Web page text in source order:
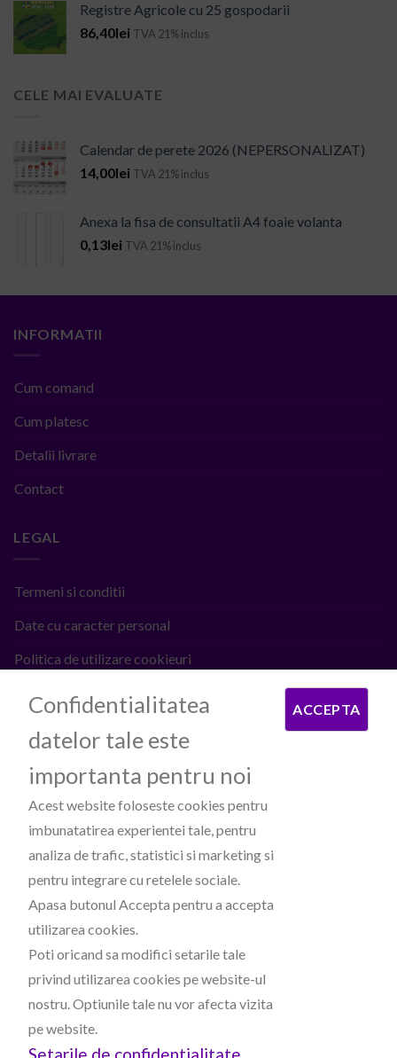
Registre Agricole cu 25 gospodarii
86,40lei TVA 21% inclus
CELE MAI EVALUATE
Calendar de perete 2026 (NEPERSONALIZAT)
14,00lei TVA 21% inclus
Anexa la fisa de consultatii A4 foaie volanta
0,13lei TVA 21% inclus
INFORMATII
Cum comand
Cum platesc
Detalii livrare
Contact
LEGAL
Termeni si conditii
Date cu caracter personal
Politica de utilizare cookieuri
PROCESATOARE DE PLATI
PARTENERI
Confidentialitatea
datelor tale este
importanta pentru noi
Acest website foloseste cookies pentru
imbunatatirea experientei tale, pentru
analiza de trafic, statistici si marketing si
pentru integrare cu retelele sociale.
Apasa butonul Accepta pentru a accepta
utilizarea cookies.
Poti oricand sa modifici setarile tale
privind utilizarea cookies pe website-ul
nostru. Optiunile tale nu vor afecta vizita
pe website.
ACCEPTA